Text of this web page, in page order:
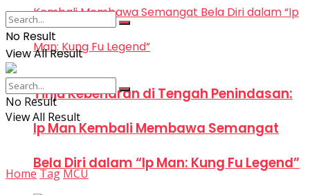
Tinju Kebenaran di Tengah Penindasan:
Ip Man Kembali Membawa Semangat
Bela Diri dalam “Ip Man: Kung Fu Legend”
No Result
View All Result
No Result
View All Result
HomeTagMCU